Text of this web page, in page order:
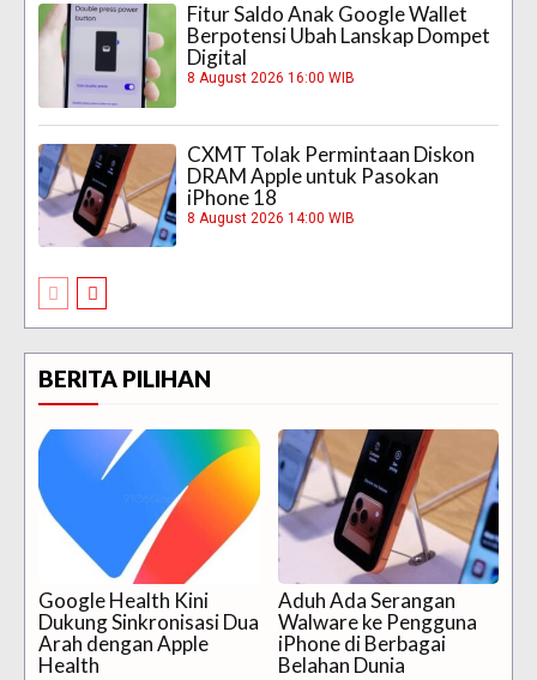
Fitur Saldo Anak Google Wallet
Berpotensi Ubah Lanskap Dompet
Digital
8 August 2026 16:00 WIB
CXMT Tolak Permintaan Diskon
DRAM Apple untuk Pasokan
iPhone 18
8 August 2026 14:00 WIB
BERITA PILIHAN
Google Health Kini
Dukung Sinkronisasi Dua
Arah dengan Apple
Health
Aduh Ada Serangan
Walware ke Pengguna
iPhone di Berbagai
Belahan Dunia